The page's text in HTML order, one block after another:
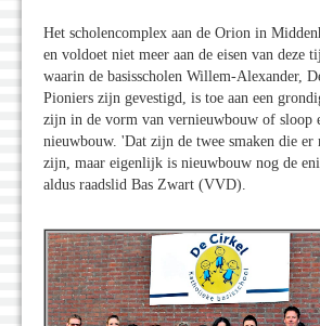
Het scholencomplex aan de Orion in
en voldoet niet meer aan de eisen van deze
waarin de basisscholen Willem-Alexander,
Pioniers zijn gevestigd, is toe aan een
zijn in de vorm van vernieuwbouw of sloop
nieuwbouw. 'Dat zijn de twee smaken die er
zijn, maar eigenlijk is nieuwbouw nog de
aldus raadslid Bas Zwart (VVD).